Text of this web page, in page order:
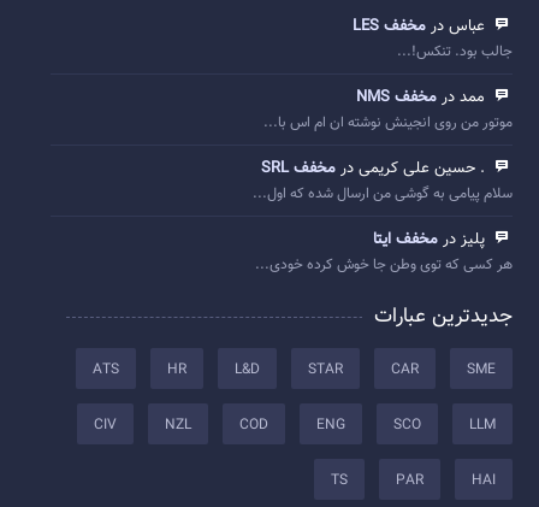
عباس در مخفف LES
جالب بود. تنکس!...
ممد در مخفف NMS
موتور من روی انجینش نوشته ان ام اس با...
. حسین علی کریمی در مخفف SRL
سلام پیامی به گوشی من ارسال شده که اول...
پلیز در مخفف ایتا
هر کسی که توی وطن جا خوش کرده خودی...
جدیدترین عبارات
SME
CAR
STAR
L&D
HR
ATS
LLM
SCO
ENG
COD
NZL
CIV
HAI
PAR
TS